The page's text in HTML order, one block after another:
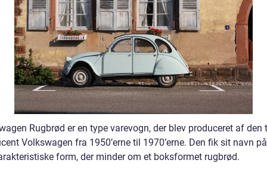
Rugbrød er en type varevogn, der blev produceret af den
Volkswagen fra 1950’erne til 1970’erne. Den fik sit navn
form, der minder om et boksformet rugbrød.